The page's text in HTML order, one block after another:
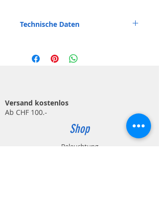
Technische Daten
5000 Kelvin
Min.
IP 54
Betriebsart 230V
CH T12 Stecker
Versand kostenlos
Ab CHF 100.-
Shop
Beleuchtung